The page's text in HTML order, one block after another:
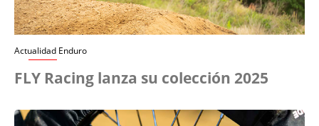
Actualidad Enduro
FLY Racing lanza su colección 2025